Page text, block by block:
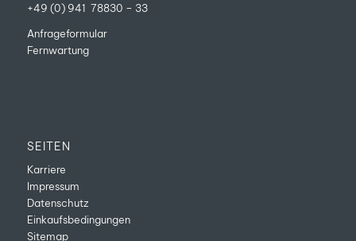
+49 (0) 941 78830 – 33
Anfrageformular
Fernwartung
SEITEN
Karriere
Impressum
Datenschutz
Einkaufsbedingungen
Sitemap